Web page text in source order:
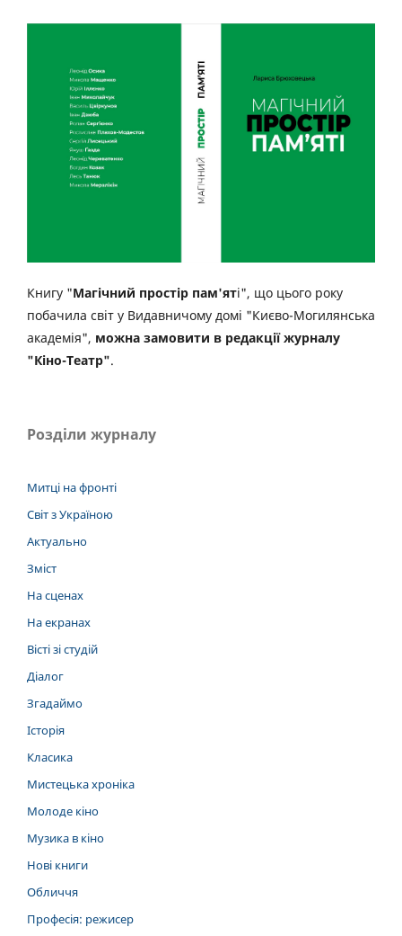
Книгу "Магічний простір пам'яті", що цього року
побачила світ у Видавничому домі "Києво-Могилянська
академія", можна замовити в редакції журналу
"Кіно-Театр".
Розділи журналу
Митці на фронті
Світ з Україною
Актуально
Зміст
На сценах
На екранах
Вісті зі студій
Діалог
Згадаймо
Історія
Класика
Мистецька хроніка
Молоде кіно
Музика в кіно
Нові книги
Обличчя
Професія: режисер